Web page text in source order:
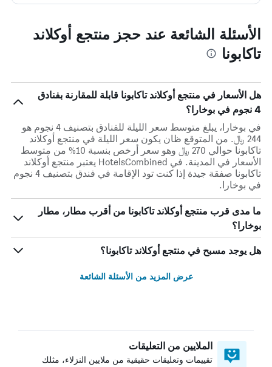
الأسئلة الشائعة عند حجز منتجع أوكلاند
تاكابونا
هل الأسعار في منتجع أوكلاند تاكابونا قابلة للمقارنة بفنادق
4 نجوم في بوخارا؟
في بوخارا، يبلغ متوسط ​​سعر الليلة للفنادق بتصنيف 4 نجوم هو
244 ﷼. من المتوقع ظان يكون سعر الليلة في منتجع أوكلاند
تاكابونا حوالي 270 ﷼ وهو سعر أرخص بنسبة 10% من متوسط
الأسعار في المدينة. في HotelsCombined يعتبر منتجع أوكلاند
تاكابونا صفقة جيدة إذا كنت تود الإقامة في فندق بتصنيف 4 نجوم
في بوخارا.
ما مدى قرب منتجع أوكلاند تاكابونا من أقرب مطار، مطار
بوخارا؟
هل يوجد مسبح في منتجع أوكلاند تاكابونا؟
عرض المزيد من الأسئلة الشائعة
الملايين من التعليقات
تقييمات وتعليقات حقيقية من ملايين النزلاء، مثلك